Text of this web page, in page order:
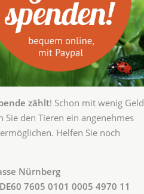
zählt! Schon mit wenig Geld
Sie den Tieren ein angenehmes
Helfen Sie noch
Nürnberg
7605 0101 0005 4970 11